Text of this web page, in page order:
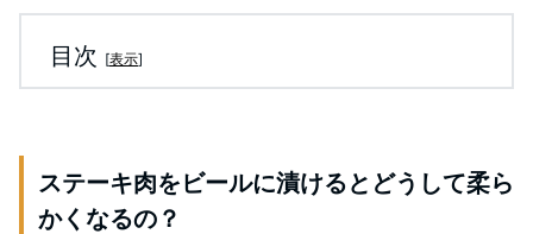
目次 [表示]
ステーキ肉をビールに漬けるとどうして柔ら
かくなるの？